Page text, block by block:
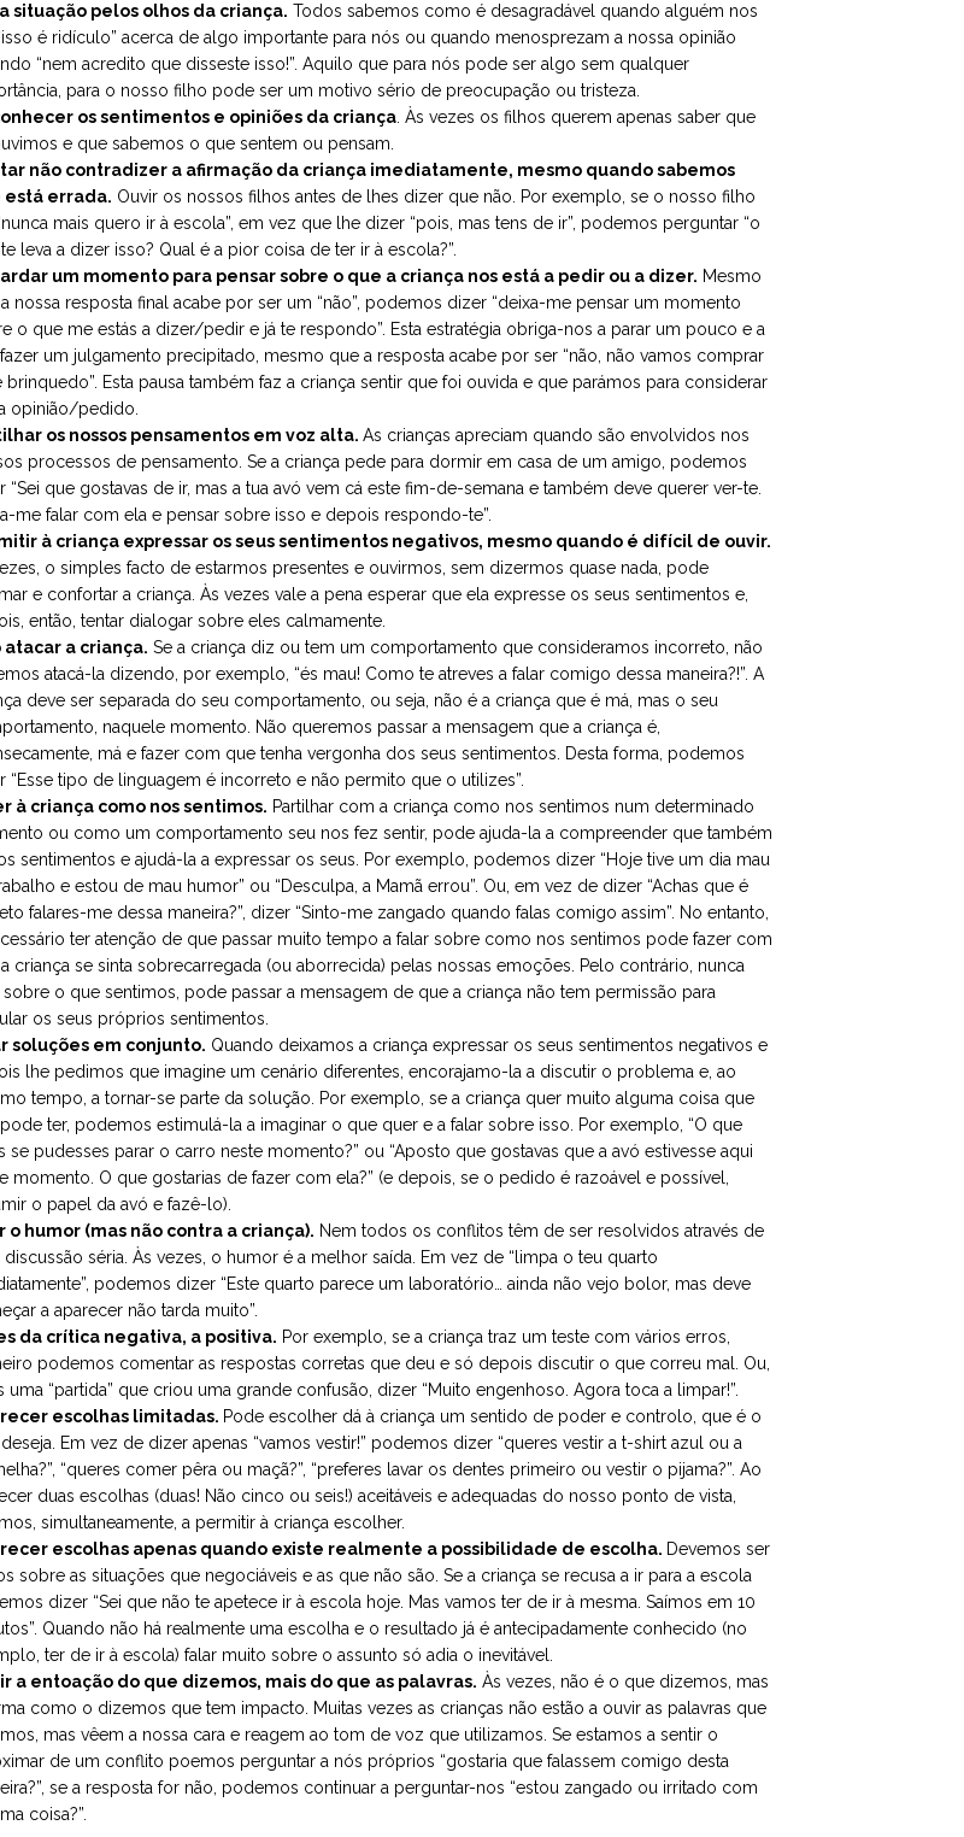
situação pelos olhos da criança. Todos sabemos como é desagradável quando alguém nos
é ridículo” acerca de algo importante para nós ou quando menosprezam a nossa opinião
“nem acredito que disseste isso!”. Aquilo que para nós pode ser algo sem qualquer
para o nosso filho pode ser um motivo sério de preocupação ou tristeza.
os sentimentos e opiniões da criança . Às vezes os filhos querem apenas saber que
e que sabemos o que sentem ou pensam.
não contradizer a afirmação da criança imediatamente, mesmo quando sabemos
está errada. Ouvir os nossos filhos antes de lhes dizer que não. Por exemplo, se o nosso filho
mais quero ir à escola”, em vez que lhe dizer “pois, mas tens de ir”, podemos perguntar “o
leva a dizer isso? Qual é a pior coisa de ter ir à escola?”.
um momento para pensar sobre o que a criança nos está a pedir ou a dizer. Mesmo
nossa resposta final acabe por ser um “não”, podemos dizer “deixa-me pensar um momento
o que me estás a dizer/pedir e já te respondo”. Esta estratégia obriga-nos a parar um pouco e a
um julgamento precipitado, mesmo que a resposta acabe por ser “não, não vamos comprar
brinquedo”. Esta pausa também faz a criança sentir que foi ouvida e que parámos para considerar
opinião/pedido.
os nossos pensamentos em voz alta.As crianças apreciam quando são envolvidos nos
processos de pensamento. Se a criança pede para dormir em casa de um amigo, podemos
“Sei que gostavas de ir, mas a tua avó vem cá este fim-de-semana e também deve querer ver-te.
me falar com ela e pensar sobre isso e depois respondo-te”.
à criança expressar os seus sentimentos negativos, mesmo quando é difícil de ouvir.
o simples facto de estarmos presentes e ouvirmos, sem dizermos quase nada, pode
e confortar a criança. Às vezes vale a pena esperar que ela expresse os seus sentimentos e,
então, tentar dialogar sobre eles calmamente.
atacar a criança. Se a criança diz ou tem um comportamento que consideramos incorreto, não
atacá-la dizendo, por exemplo, “és mau! Como te atreves a falar comigo dessa maneira?!”. A
deve ser separada do seu comportamento, ou seja, não é a criança que é má, mas o seu
naquele momento. Não queremos passar a mensagem que a criança é,
má e fazer com que tenha vergonha dos seus sentimentos. Desta forma, podemos
“Esse tipo de linguagem é incorreto e não permito que o utilizes”.
à criança como nos sentimos. Partilhar com a criança como nos sentimos num determinado
ou como um comportamento seu nos fez sentir, pode ajuda-la a compreender que também
sentimentos e ajudá-la a expressar os seus. Por exemplo, podemos dizer “Hoje tive um dia mau
e estou de mau humor” ou “Desculpa, a Mamã errou”. Ou, em vez de dizer “Achas que é
falares-me dessa maneira?”, dizer “Sinto-me zangado quando falas comigo assim”. No entanto,
ter atenção de que passar muito tempo a falar sobre como nos sentimos pode fazer com
criança se sinta sobrecarregada (ou aborrecida) pelas nossas emoções. Pelo contrário, nunca
sobre o que sentimos, pode passar a mensagem de que a criança não tem permissão para
os seus próprios sentimentos.
soluções em conjunto. Quando deixamos a criança expressar os seus sentimentos negativos e
lhe pedimos que imagine um cenário diferentes, encorajamo-la a discutir o problema e, ao
tempo, a tornar-se parte da solução. Por exemplo, se a criança quer muito alguma coisa que
ter, podemos estimulá-la a imaginar o que quer e a falar sobre isso. Por exemplo, “O que
se pudesses parar o carro neste momento?” ou “Aposto que gostavas que a avó estivesse aqui
momento. O que gostarias de fazer com ela?” (e depois, se o pedido é razoável e possível,
o papel da avó e fazê-lo).
o humor (mas não contra a criança). Nem todos os conflitos têm de ser resolvidos através de
discussão séria. Às vezes, o humor é a melhor saída. Em vez de “limpa o teu quarto
podemos dizer “Este quarto parece um laboratório… ainda não vejo bolor, mas deve
a aparecer não tarda muito”.
da crítica negativa, a positiva. Por exemplo, se a criança traz um teste com vários erros,
podemos comentar as respostas corretas que deu e só depois discutir o que correu mal. Ou,
uma “partida” que criou uma grande confusão, dizer “Muito engenhoso. Agora toca a limpar!”.
escolhas limitadas. Pode escolher dá à criança um sentido de poder e controlo, que é o
Em vez de dizer apenas “vamos vestir!” podemos dizer “queres vestir a t-shirt azul ou a
“queres comer pêra ou maçã?”, “preferes lavar os dentes primeiro ou vestir o pijama?”. Ao
duas escolhas (duas! Não cinco ou seis!) aceitáveis e adequadas do nosso ponto de vista,
simultaneamente, a permitir à criança escolher.
escolhas apenas quando existe realmente a possibilidade de escolha. Devemos ser
sobre as situações que negociáveis e as que não são. Se a criança se recusa a ir para a escola
dizer “Sei que não te apetece ir à escola hoje. Mas vamos ter de ir à mesma. Saímos em 10
Quando não há realmente uma escolha e o resultado já é antecipadamente conhecido (no
ter de ir à escola) falar muito sobre o assunto só adia o inevitável.
a entoação do que dizemos, mais do que as palavras. Às vezes, não é o que dizemos, mas
como o dizemos que tem impacto. Muitas vezes as crianças não estão a ouvir as palavras que
mas vêem a nossa cara e reagem ao tom de voz que utilizamos. Se estamos a sentir o
de um conflito poemos perguntar a nós próprios “gostaria que falassem comigo desta
se a resposta for não, podemos continuar a perguntar-nos “estou zangado ou irritado com
coisa?”.